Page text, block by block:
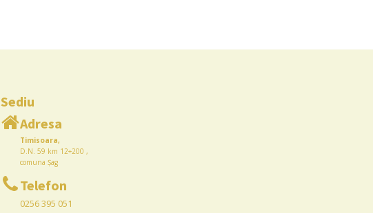
Sediu
Adresa
Timisoara,
D.N. 59 km 12+200 ,
comuna Șag
Telefon
0256 395 051